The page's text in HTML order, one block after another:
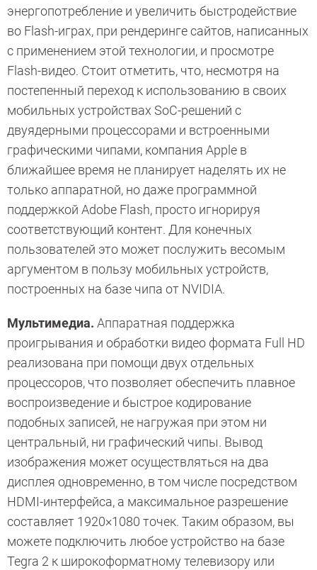
энергопотребление и увеличить быстродействие
во Flash-играх, при рендеринге сайтов, написанных
с применением этой технологии, и просмотре
Flash-видео. Стоит отметить, что, несмотря на
постепенный переход к использованию в своих
мобильных устройствах SoC-решений с
двуядерными процессорами и встроенными
графическими чипами, компания Apple в
ближайшее время не планирует наделять их не
только аппаратной, но даже программной
поддержкой Adobe Flash, просто игнорируя
соответствующий контент. Для конечных
пользователей это может послужить весомым
аргументом в пользу мобильных устройств,
построенных на базе чипа от NVIDIA.
Мультимедиа. Аппаратная поддержка
проигрывания и обработки видео формата Full HD
реализована при помощи двух отдельных
процессоров, что позволяет обеспечить плавное
воспроизведение и быстрое кодирование
подобных записей, не нагружая при этом ни
центральный, ни графический чипы. Вывод
изображения может осуществляться на два
дисплея одновременно, в том числе посредством
HDMI-интерфейса, а максимальное разрешение
составляет 1920×1080 точек. Таким образом, вы
можете подключить любое устройство на базе
Tegra 2 к широкоформатному телевизору или